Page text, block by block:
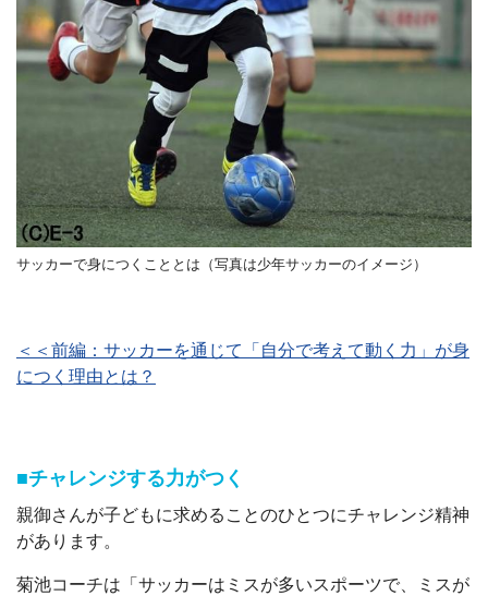
サッカーで身につくこととは（写真は少年サッカーのイメージ）
＜＜前編：サッカーを通じて「自分で考えて動く力」が身
につく理由とは？
■チャレンジする力がつく
親御さんが子どもに求めることのひとつにチャレンジ精神
があります。
菊池コーチは「サッカーはミスが多いスポーツで、ミスが